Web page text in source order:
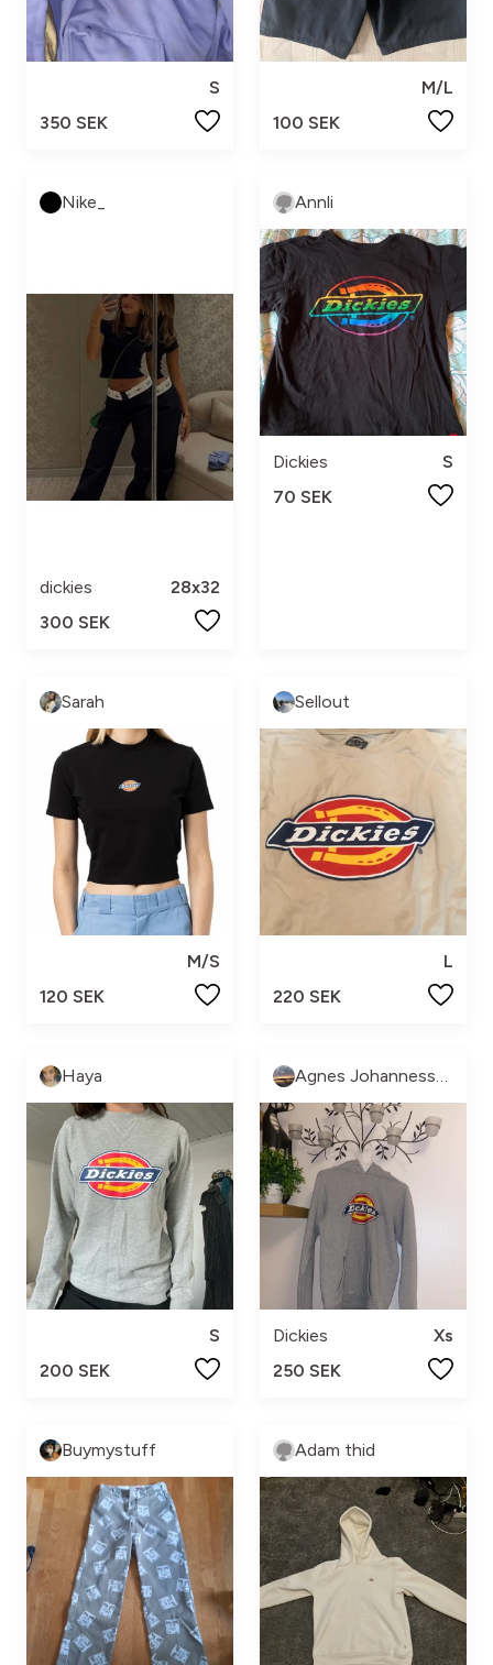
S
350 SEK
M/L
100 SEK
Nike_
dickies
28x32
300 SEK
Annli
Dickies
S
70 SEK
Sarah
M/S
120 SEK
Sellout
L
220 SEK
Haya
S
200 SEK
Agnes Johannesson
Dickies
Xs
250 SEK
Buymystuff Adam thid